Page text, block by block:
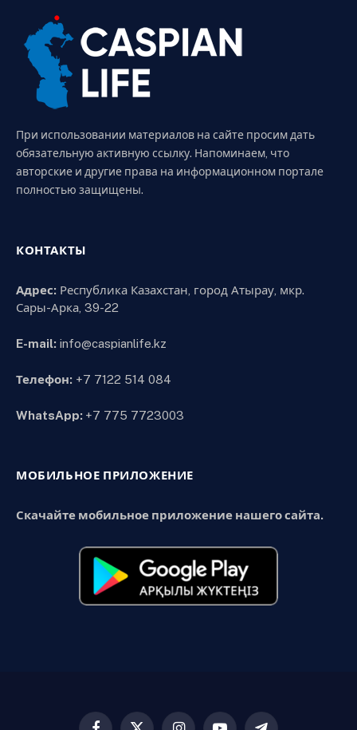
При использовании материалов на сайте просим дать
обязательную активную ссылку. Напоминаем, что
авторские и другие права на информационном портале
полностью защищены.
КОНТАКТЫ
Адрес: Республика Казахстан, город Атырау, мкр.
Сары-Арка, 39-22
E-mail: info@caspianlife.kz
Телефон: +7 7122 514 084
WhatsApp: +7 775 7723003
МОБИЛЬНОЕ ПРИЛОЖЕНИЕ
Скачайте мобильное приложение нашего сайта.